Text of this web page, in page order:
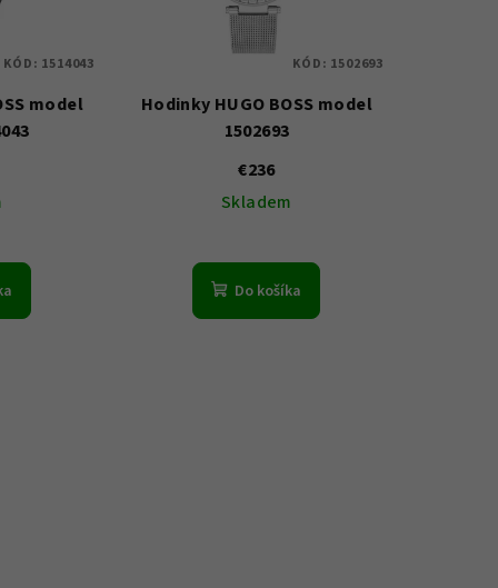
model
KÓD: 1514043
Hodinky HUGO BOSS model
1502693
€236
Skladem
Do košíka
KÓD: 1502693